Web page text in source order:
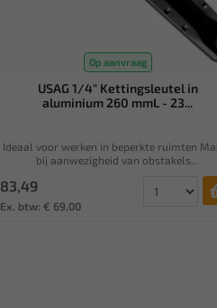
Op aanvraag
USAG 1/4" Kettingsleutel in
aluminium 260 mmL - 23...
Ideaal voor werken in beperkte ruimten
bij aanwezigheid van obstakels...
83,49
Ex. btw: € 69,00